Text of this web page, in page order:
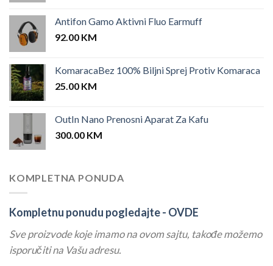
Antifon Gamo Aktivni Fluo Earmuff
92.00 KM
KomaracaBez 100% Biljni Sprej Protiv Komaraca
25.00 KM
OutIn Nano Prenosni Aparat Za Kafu
300.00 KM
KOMPLETNA PONUDA
Kompletnu ponudu pogledajte - OVDE
Sve proizvode koje imamo na ovom sajtu, takođe možemo
isporučiti na Vašu adresu.